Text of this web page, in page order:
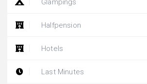
Glampings
Halfpension
Hotels
Last Minutes